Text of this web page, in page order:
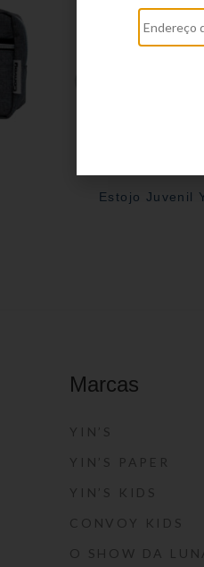
Estojo Juvenil
Marcas
YIN’S
YIN’S PAPER
YIN’S KIDS
CONVOY KIDS
O SHOW DA